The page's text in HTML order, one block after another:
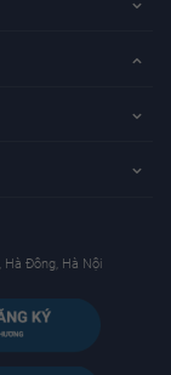
Hà Đông, Hà Nội